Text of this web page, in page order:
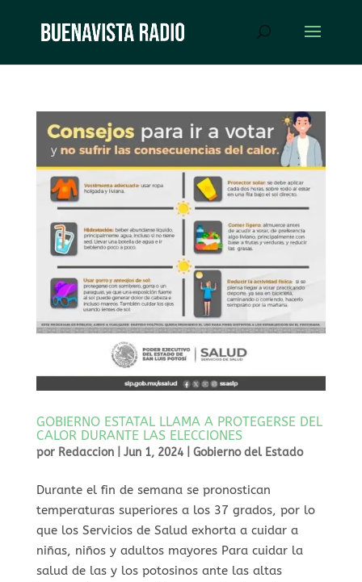
GOBIERNO ESTATAL LLAMA A PROTEGERSE DEL
CALOR DURANTE LAS ELECCIONES
por Redaccion| Jun 1, 2024| Gobierno del Estado
Durante el fin de semana se pronostican
temperaturas superiores a los 37 grados, por lo
que los Servicios de Salud exhorta a cuidar a
niñas, niños y adultos mayores Para cuidar la
salud de las y los potosinos ante las altas